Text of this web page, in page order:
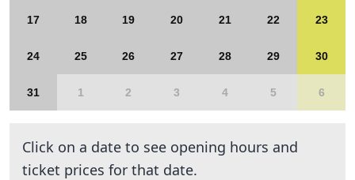
17 18 19 20 21 22 23
24 25 26 27 28 29 30
31 1 2 3 4 5 6
Click on a date to see opening hours and
ticket prices for that date.